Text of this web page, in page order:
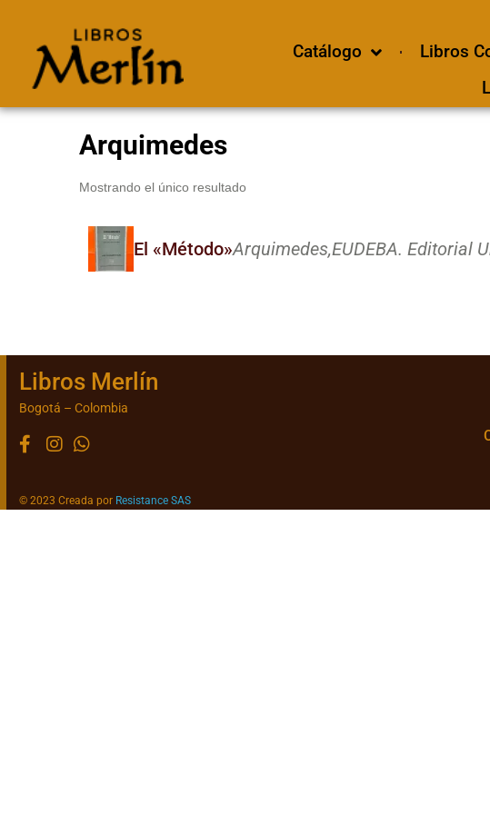
Catálogo Libros
Arquimedes
Mostrando el único resultado
El «Método»Arquimedes,EUDEBA. Editorial
Libros Merlín
Bogotá – Colombia
© 2023 Creada por Resistance SAS